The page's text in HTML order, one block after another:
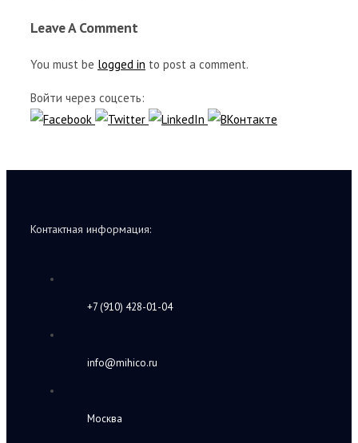
Leave A Comment
You must be logged in to post a comment.
Войти через соцсеть:
Контактная информация:
+7 (910) 428-01-04
info@mihico.ru
Москва